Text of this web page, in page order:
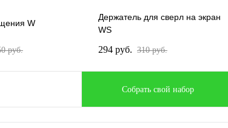
W
руб.
Держатель для сверл на экран
WS
294 руб. 310 руб.
Собрать свой набор